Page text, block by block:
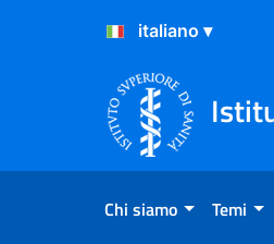
Salta al Contenuto
Salta al Footer
Chi siamo Temi